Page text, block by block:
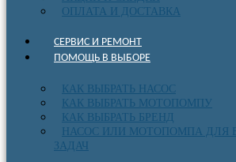
ОПЛАТА И ДОСТАВКА
СЕРВИС И РЕМОНТ
ПОМОЩЬ В ВЫБОРЕ
КАК ВЫБРАТЬ НАСОС
КАК ВЫБРАТЬ МОТОПОМПУ
КАК ВЫБРАТЬ БРЕНД
НАСОС ИЛИ МОТОПОМПА ДЛЯ
ЗАДАЧ